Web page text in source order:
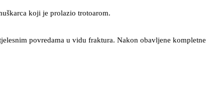
koji je prolazio trotoarom.
povredama u vidu fraktura. Nakon obavljene kompletne